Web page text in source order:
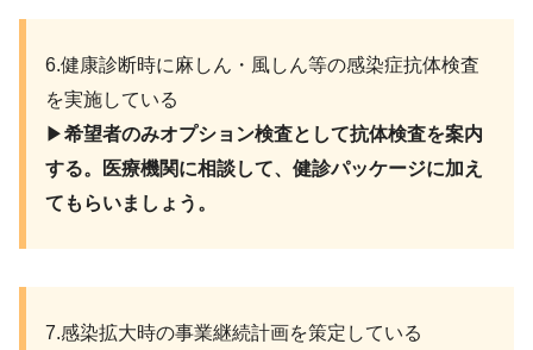
6.健康診断時に麻しん・風しん等の感染症抗体検査
を実施している
▶︎希望者のみオプション検査として抗体検査を案内
する。医療機関に相談して、健診パッケージに加え
てもらいましょう。
7.感染拡大時の事業継続計画を策定している